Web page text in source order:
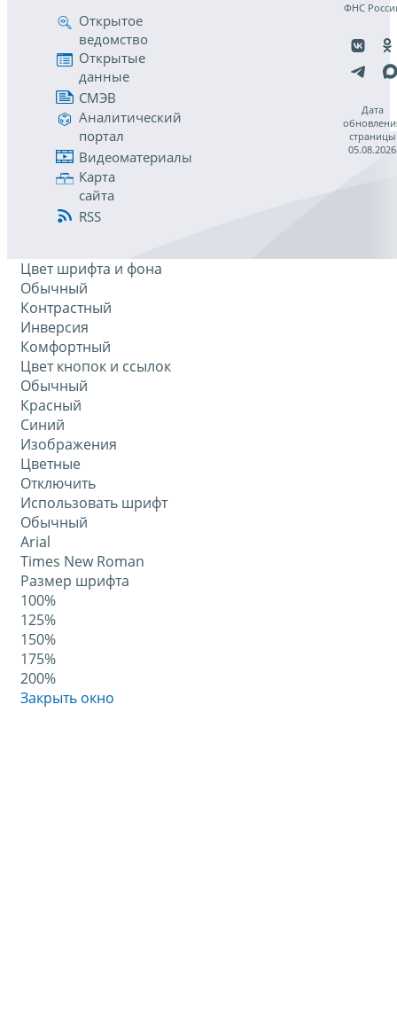
Открытое
ведомство
Открытые
данные
СМЭВ
Аналитический
портал
Видеоматериалы
Карта
сайта
RSS
ФНС
Дата
страницы
05.08.2026
Цвет шрифта и фона
Обычный
Контрастный
Инверсия
Комфортный
Цвет кнопок и ссылок
Обычный
Красный
Синий
Изображения
Цветные
Отключить
Использовать шрифт
Обычный
Arial
Times New Roman
Размер шрифта
100%
125%
150%
175%
200%
Закрыть окно